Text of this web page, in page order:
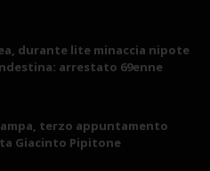
durante lite minaccia nipote
arrestato 69enne
terzo appuntamento
Giacinto Pipitone